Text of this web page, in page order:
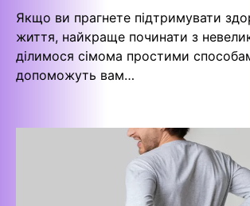
Якщо ви прагнете підтримувати
життя, найкраще починати з
ділимося сімома простими
допоможуть вам…